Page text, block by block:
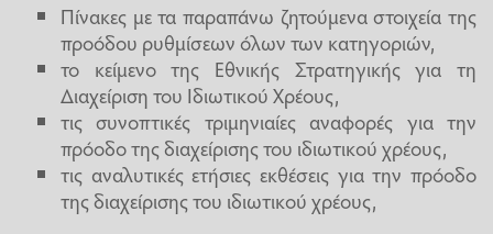
Πίνακες με τα παραπάνω ζητούμενα στοιχεία της
προόδου ρυθμίσεων όλων των κατηγοριών,
το κείμενο της Εθνικής Στρατηγικής για τη
Διαχείριση του Ιδιωτικού Χρέους,
τις συνοπτικές τριμηνιαίες αναφορές για την
πρόοδο της διαχείρισης του ιδιωτικού χρέους,
τις αναλυτικές ετήσιες εκθέσεις για την πρόοδο
της διαχείρισης του ιδιωτικού χρέους,